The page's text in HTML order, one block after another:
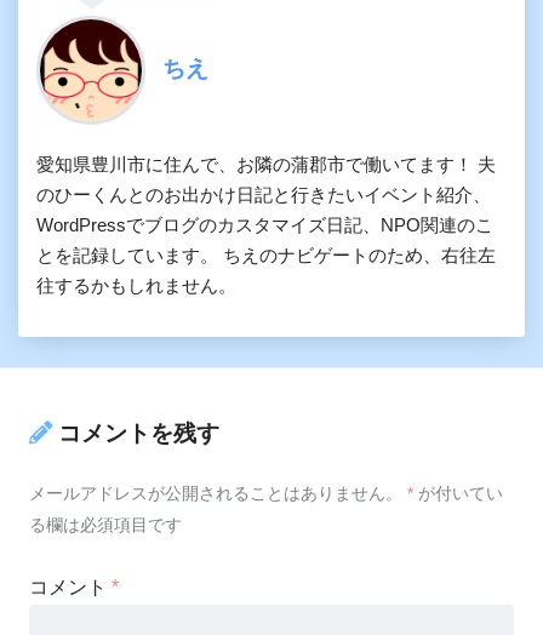
ちえ
愛知県豊川市に住んで、お隣の蒲郡市で働いてます！ 夫
のひーくんとのお出かけ日記と行きたいイベント紹介、
WordPressでブログのカスタマイズ日記、NPO関連のこ
とを記録しています。 ちえのナビゲートのため、右往左
往するかもしれません。
コメントを残す
メールアドレスが公開されることはありません。 * が付いてい
る欄は必須項目です
コメント *